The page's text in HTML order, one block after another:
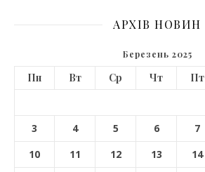
АРХІВ НОВИН
Березень 2025
Пн Вт Ср Чт Пт
3
4 5 6 7
10
11 12 13 14